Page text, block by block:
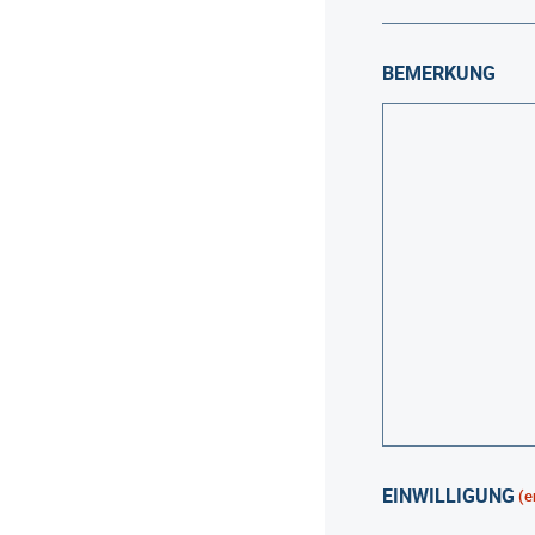
BEMERKUNG
EINWILLIGUNG